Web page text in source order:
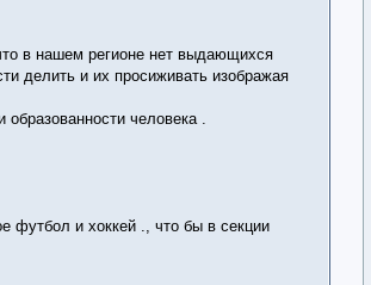
в нашем регионе нет выдающихся
делить и их просиживать изображая
человека .
футбол и хоккей ., что бы в секции